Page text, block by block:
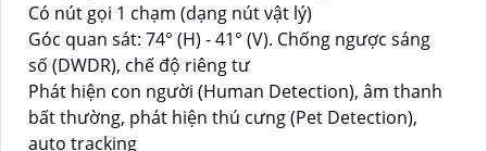
Có nút gọi 1 chạm (dạng nút vật lý)
Góc quan sát: 74° (H) - 41° (V). Chống ngược sáng
số (DWDR), chế độ riêng tư
Phát hiện con người (Human Detection), âm thanh
bất thường, phát hiện thú cưng (Pet Detection),
auto tracking